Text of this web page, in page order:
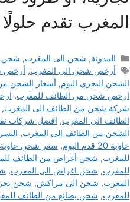
المغرب تقدم
التصنيفات
المدونة, شحن الى المغرب, شحن
الوسوم
أرخص شحن الي المغرب, أرخص
الشحن البحري اليوم, أسعار الشحن
ارخص شحن من الطائف للمغرب,
شركة شحن من الطائف الى المغرب,
الطائف الى المغرب, افضل شركات
الشحن من الطائف الى المغرب,
حاوية 20 قدم اليوم
, سعر شحن حاوية 40 قدم اليوم
للمغرب, شحن أغراض من الطائف
للمغرب, شحن اغراض الى المغرب,
المغرب, شحن الى مراكش, شحن
للمغرب, شحن بضائع من الطائف